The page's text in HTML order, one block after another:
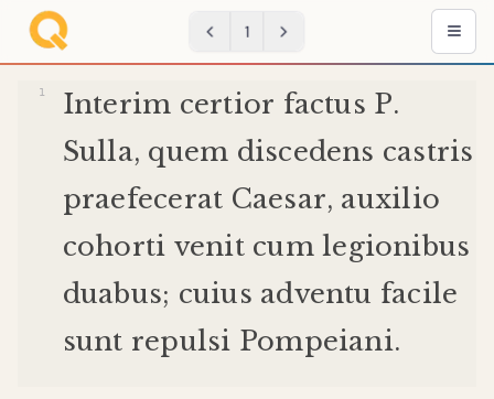
1
Interim certior factus P.
Sulla, quem discedens castris
praefecerat Caesar, auxilio
cohorti venit cum legionibus
duabus; cuius adventu facile
sunt repulsi Pompeiani.